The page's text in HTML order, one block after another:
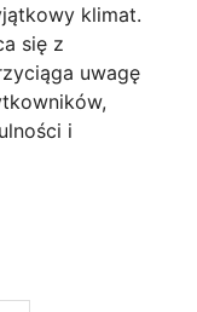
klimat.
się z
uwagę
i